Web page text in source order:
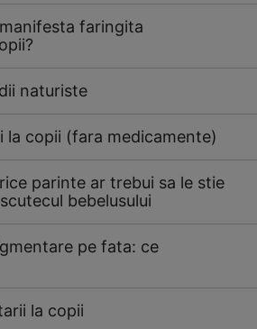
faringita
naturiste
la copii (fara medicamente)
parinte ar trebui sa le stie
bebelusului
pe fata: ce
la copii